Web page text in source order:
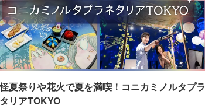
夏祭りや花火で夏を満喫！コニカミノルタプラ
リアTOKYO